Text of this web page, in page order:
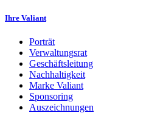
Ihre Valiant
Porträt
Verwaltungsrat
Geschäftsleitung
Nachhaltigkeit
Marke Valiant
Sponsoring
Auszeichnungen